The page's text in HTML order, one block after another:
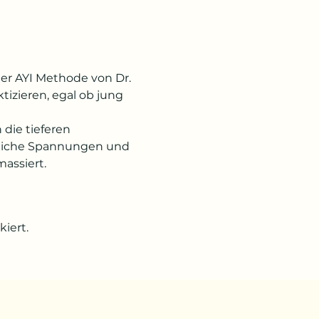
AYI Methode von Dr.
egal ob jung
die tieferen
Spannungen und